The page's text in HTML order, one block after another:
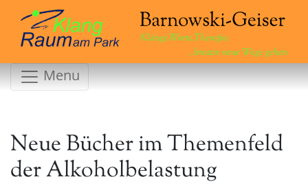
Klänge.Worte.Therapie
...kreativ neue Wege gehen
Menu
Neue Bücher im Themenfeld
der Alkoholbelastung